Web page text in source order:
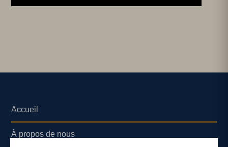
Accueil
À propos de nous